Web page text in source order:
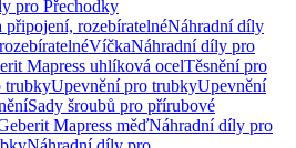
pro Přechodky
připojení, rozebíratelnéNáhradní díly
VíčkaNáhradní díly pro
Mapress uhlíková ocelTěsnění pro
trubkyUpevnění pro trubkyUpevnění
Sady šroubů pro přírubové
Mapress měďNáhradní díly pro